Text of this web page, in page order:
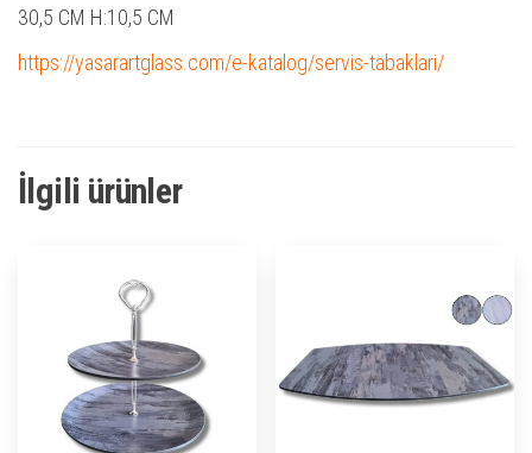
30,5 CM H:10,5 CM
https://yasarartglass.com/e-katalog/servis-tabaklari/
İlgili ürünler